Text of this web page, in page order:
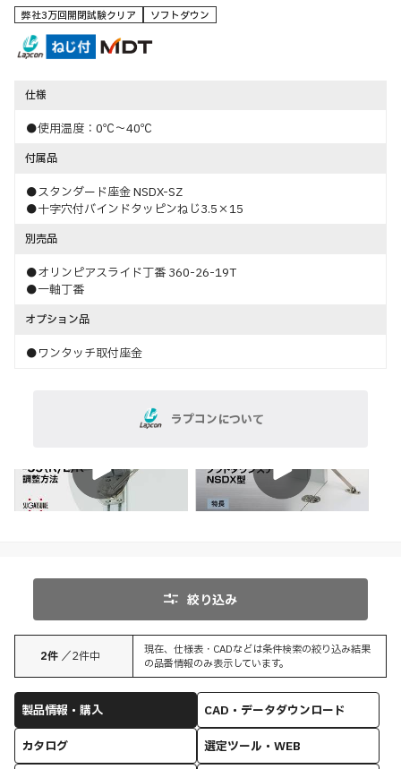
弊社3万回開閉試験クリア ソフトダウン
仕様
●使用温度：0℃～40℃
付属品
●スタンダード座金 NSDX-SZ
●十字穴付バインドタッピンねじ3.5×15
別売品
●オリンピアスライド丁番 360-26-19T
●一軸丁番
オプション品
●ワンタッチ取付座金
ラプコンについて
特長 調整 特長
絞り込み
2件 ／2件中
現在、仕様表・CADなどは条件検索の絞り込み結果
の品番情報のみ表示しています。
製品情報・購入
CAD・データダウンロード
カタログ
選定ツール・WEB